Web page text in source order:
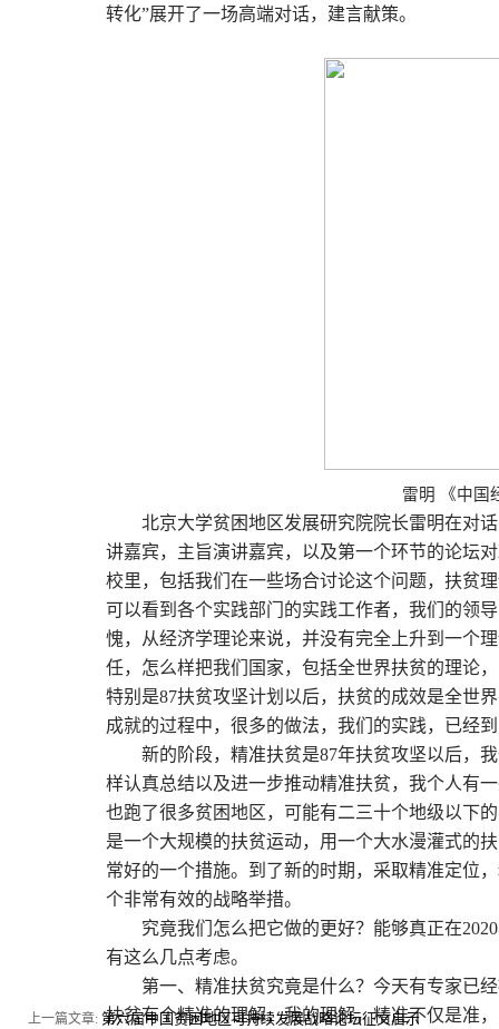
转化”展开了一场高端对话，建言献策。
雷明 《中
北京大学贫困地区发展研究院院长雷明在对
讲嘉宾，主旨演讲嘉宾，以及第一个环节的论坛
校里，包括我们在一些场合讨论这个问题，扶贫
可以看到各个实践部门的实践工作者，我们的领
愧，从经济学理论来说，并没有完全上升到一个
任，怎么样把我们国家，包括全世界扶贫的理论
特别是87扶贫攻坚计划以后，扶贫的成效是全世
成就的过程中，很多的做法，我们的实践，已经
新的阶段，精准扶贫是87年扶贫攻坚以后，
样认真总结以及进一步推动精准扶贫，我个人有
也跑了很多贫困地区，可能有二三十个地级以下
是一个大规模的扶贫运动，用一个大水漫灌式的
常好的一个措施。到了新的时期，采取精准定位
个非常有效的战略举措。
究竟我们怎么把它做的更好？能够真正在
有这么几点考虑。
第一、精准扶贫究竟是什么？今天有专家已
扶贫有个精准的理解，我的理解，精准不仅是准
上一篇文章:第六届中国贫困地区可持续发展战略论坛征文启示